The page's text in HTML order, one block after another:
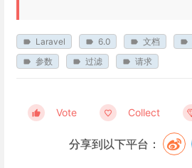
Laravel 6.0 文档
参数
过滤 请求
Vote Collect
分享到以下平台：